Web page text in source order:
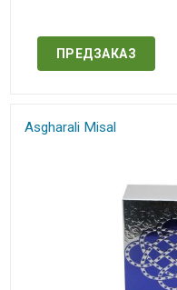
ПРЕДЗАКАЗ
Asgharali Misal